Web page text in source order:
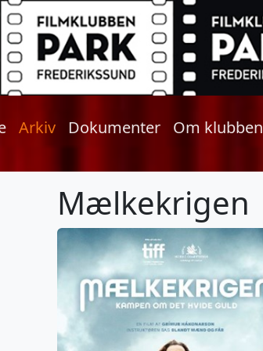
Arkiv Dokumenter Om klubben
Mælkekrigen